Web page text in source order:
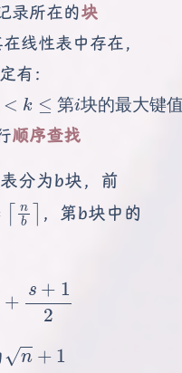
录所在的块
线性表中存在，
有：
第 块 的最 大 键
第 块的最 大 键 值
顺序查找
分为b块，前
b⌉
，第b块中的
12
+1